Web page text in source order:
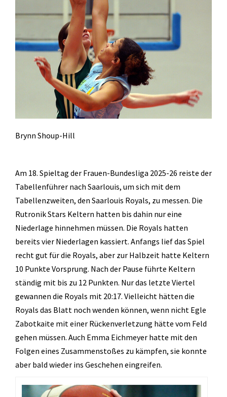
Geräteturnen
Kletterknirpse
Kraft und Fitness
Leichtathletik
Schwimmen
Schwimmen lernen
Seepferdchen
Seniorensport
Sportabzeichen
Trampolin
Turnen
TV 1872 Saarlouis e.V.
Vorstand
Turnrat
Mitgliedschaft
Kontakt
Datenschutzerklärung
Brynn Shoup-Hill
Am 18. Spieltag der Frauen-Bundesliga 2025-26 reiste der
Tabellenführer nach Saarlouis, um sich mit dem
Tabellenzweiten, den Saarlouis Royals, zu messen. Die
Rutronik Stars Keltern hatten bis dahin nur eine
Niederlage hinnehmen müssen. Die Royals hatten
bereits vier Niederlagen kassiert. Anfangs lief das Spiel
recht gut für die Royals, aber zur Halbzeit hatte Keltern
10 Punkte Vorsprung. Nach der Pause führte Keltern
ständig mit bis zu 12 Punkten. Nur das letzte Viertel
gewannen die Royals mit 20:17. Vielleicht hätten die
Royals das Blatt noch wenden können, wenn nicht Egle
Zabotkaite mit einer Rückenverletzung hätte vom Feld
gehen müssen. Auch Emma Eichmeyer hatte mit den
Folgen eines Zusammenstoßes zu kämpfen, sie konnte
aber bald wieder ins Geschehen eingreifen.